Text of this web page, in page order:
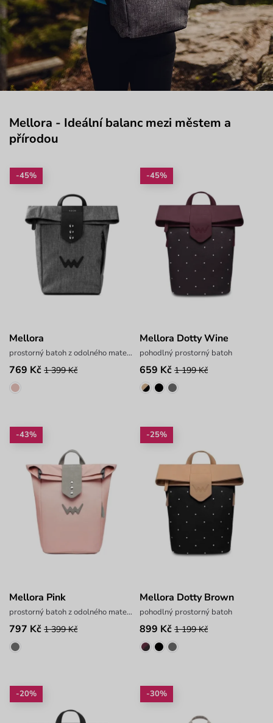
Mellora - Ideální balanc mezi městem a
přírodou
-45%
Mellora
prostorný batoh z odolného materiálu
769 Kč 1 399 Kč
-45%
Mellora Dotty Wine
pohodlný prostorný batoh
659 Kč 1 199 Kč
-43%
Mellora Pink
prostorný batoh z odolného materiálu
797 Kč 1 399 Kč
-25%
Mellora Dotty Brown
pohodlný prostorný batoh
899 Kč 1 199 Kč
-20% -30%